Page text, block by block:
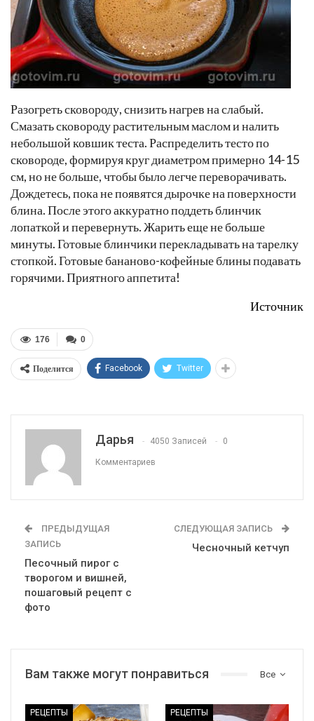
Разогреть сковороду, снизить нагрев на слабый.
Смазать сковороду растительным маслом и налить
небольшой ковшик теста. Распределить тесто по
сковороде, формируя круг диаметром примерно 14-15
см, но не больше, чтобы было легче переворачивать.
Дождетесь, пока не появятся дырочке на поверхности
блина. После этого аккуратно поддеть блинчик
лопаткой и перевернуть. Жарить еще не больше
минуты. Готовые блинчики перекладывать на тарелку
стопкой. Готовые бананово-кофейные блины подавать
горячими. Приятного аппетита!
Источник
0
176
Поделится Facebook Twitter
Дарья 4050 Записей 0
Комментариев
ПРЕДЫДУЩАЯ
ЗАПИСЬ
Песочный пирог с
творогом и вишней,
пошаговый рецепт с
фото
СЛЕДУЮЩАЯ ЗАПИСЬ
Чесночный кетчуп
Все
Вам также могут понравиться
РЕЦЕПТЫ РЕЦЕПТЫ